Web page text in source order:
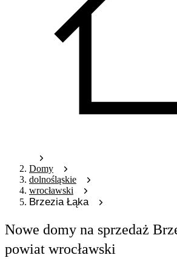
Domy
dolnośląskie
wrocławski
Brzezia Łąka
Nowe domy na sprzedaż
powiat wrocławski